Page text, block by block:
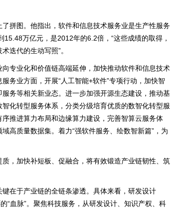
拼图。他指出，软件和信息技术服务业是生产性服务
万亿元，是2012年的6.2倍，“这些成绩的取得，
迭代的生动写照”。
专业化和价值链高端延伸，加快推动软件和信息技术
务业方面，开展“人工智能+软件”专项行动，加快智
务等相关新业态。进一步加强开源生态建设，推动基
化转型服务体系，分类分级培育优质的数智化转型服
推进算力布局和边缘算力建设，完善智算云服务体
高质量数据集。着力“强软件服务、绘数智新篇”，为
，加快补短板、促融合，将有效锻造产业链韧性、筑
在于产业链的全链条渗透。具体来看，研发设计
“血脉”。聚焦科技服务，从研发设计、知识产权、科